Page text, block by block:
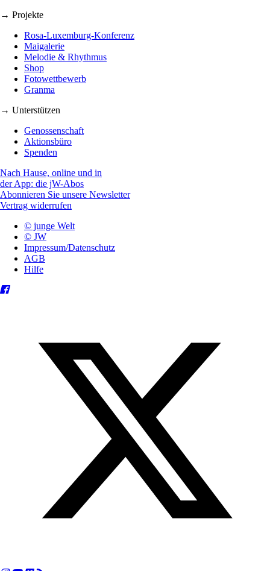
→ Projekte
Rosa-Luxemburg-Konferenz
Maigalerie
Melodie & Rhythmus
Shop
Fotowettbewerb
Granma
→ Unterstützen
Genossenschaft
Aktionsbüro
Spenden
Nach Hause, online und in
der App: die jW-Abos
Abonnieren Sie unsere Newsletter
Vertrag widerrufen
© junge Welt
© JW
Impressum/Datenschutz
AGB
Hilfe